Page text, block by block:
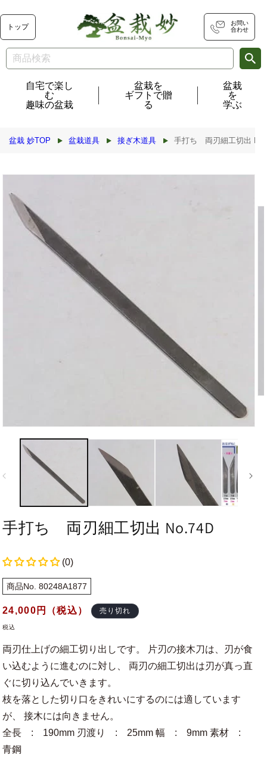
ンツに
進む
トップ
お問い
合わせ
自宅で楽し
む
趣味の盆栽
盆栽を
ギフトで贈
る
盆栽
を
学ぶ
盆栽 妙TOP 盆栽道具 接ぎ木道具 手打ち 両刃細工切出
商品情
キップ
手打ち 両刃細工切出 No.74D
(0)
商品No. 80248A1877
通
常
格
24,000 円（税込） 売り切れ
税込
両刃仕上げの細工切り出しです。 片刃の接木刀は、刃が食
い込むように進むのに対し、 両刃の細工切出は刃が真っ直
ぐに切り込んでいきます。
枝を落とした切り口をきれいにするのには適しています
が、 接木には向きません。
全長 : 190mm 刃渡り : 25mm 幅 : 9mm 素材 :
青鋼